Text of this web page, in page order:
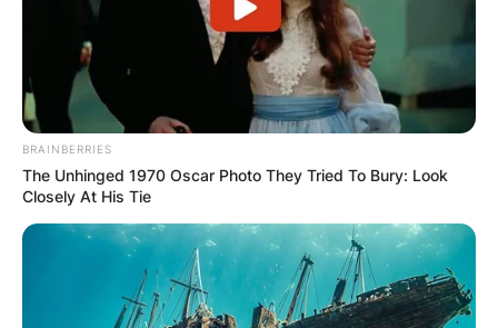
НАЈБАРАНИ
СМЕСТУВАЊА
Најбарано на Гладиатор
BRAINBERRIES
The Unhinged 1970 Oscar Photo They Tried To Bury: Look
Closely At His Tie